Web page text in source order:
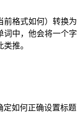
前格式如何）转换为
词中，他会将一个字
推。
定如何正确设置标题